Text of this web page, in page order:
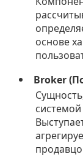
основе
Broker